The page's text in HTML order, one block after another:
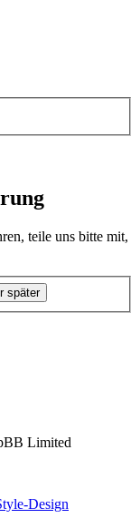
teile uns bitte mit,
Limited
Design